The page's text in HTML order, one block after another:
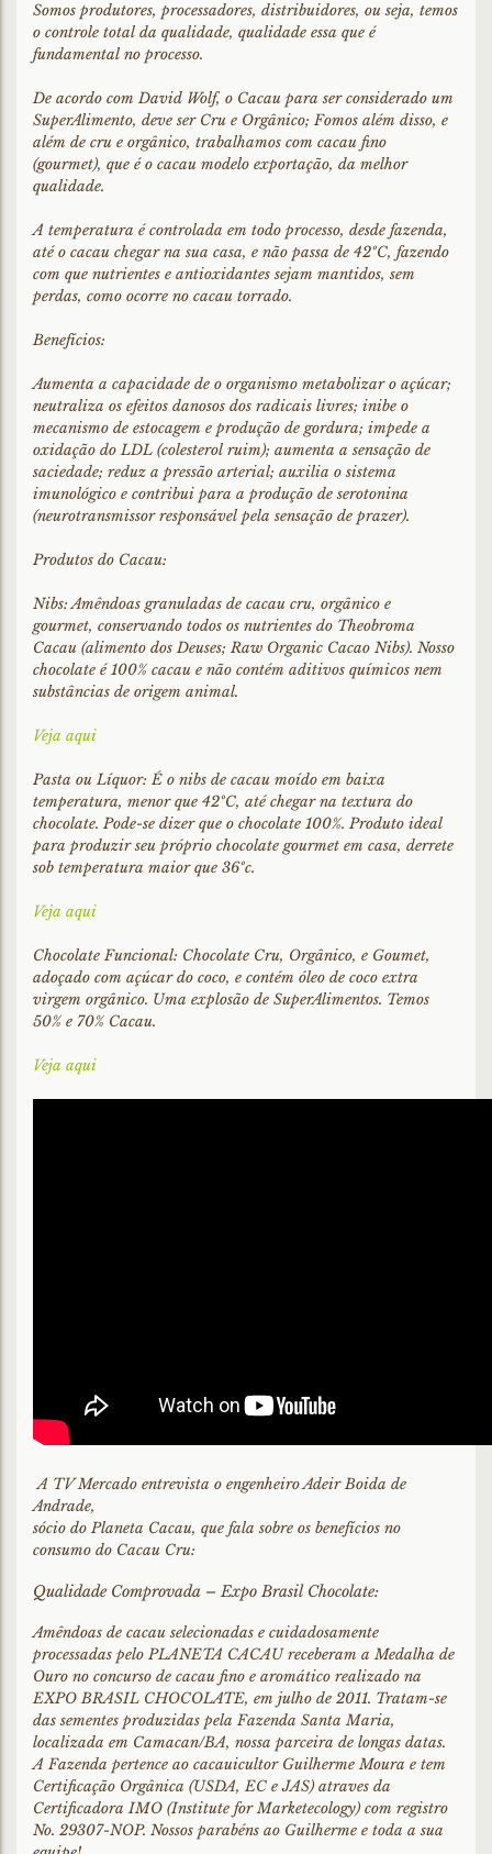
Somos produtores, processadores, distribuidores, ou seja, temos
o controle total da qualidade, qualidade essa que é
fundamental no processo.
De acordo com David Wolf, o Cacau para ser considerado um
SuperAlimento, deve ser Cru e Orgânico; Fomos além disso, e
além de cru e orgânico, trabalhamos com cacau fino
(gourmet), que é o cacau modelo exportação, da melhor
qualidade.
A temperatura é controlada em todo processo, desde fazenda,
até o cacau chegar na sua casa, e não passa de 42ºC, fazendo
com que nutrientes e antioxidantes sejam mantidos, sem
perdas, como ocorre no cacau torrado.
Benefícios:
Aumenta a capacidade de o organismo metabolizar o açúcar;
neutraliza os efeitos danosos dos radicais livres; inibe o
mecanismo de estocagem e produção de gordura; impede a
oxidação do LDL (colesterol ruim); aumenta a sensação de
saciedade; reduz a pressão arterial; auxilia o sistema
imunológico e contribui para a produção de serotonina
(neurotransmissor responsável pela sensação de prazer).
Produtos do Cacau:
Nibs: Amêndoas granuladas de cacau cru, orgânico e
gourmet, conservando todos os nutrientes do Theobroma
Cacau (alimento dos Deuses; Raw Organic Cacao Nibs). Nosso
chocolate é 100% cacau e não contém aditivos químicos nem
substâncias de origem animal.
Veja aqui
Pasta ou Líquor: É o nibs de cacau moído em baixa
temperatura, menor que 42ºC, até chegar na textura do
chocolate. Pode-se dizer que o chocolate 100%. Produto ideal
para produzir seu próprio chocolate gourmet em casa, derrete
sob temperatura maior que 36ºc.
Veja aqui
Chocolate Funcional: Chocolate Cru, Orgânico, e Goumet,
adoçado com açúcar do coco, e contém óleo de coco extra
virgem orgânico. Uma explosão de SuperAlimentos. Temos
50% e 70% Cacau.
Veja aqui
A TV Mercado entrevista o engenheiro Adeir Boida de
Andrade,
sócio do Planeta Cacau, que fala sobre os benefícios no
consumo do Cacau Cru:
Qualidade Comprovada – Expo Brasil Chocolate:
Amêndoas de cacau selecionadas e cuidadosamente
processadas pelo PLANETA CACAU receberam a Medalha de
Ouro no concurso de cacau fino e aromático realizado na
EXPO BRASIL CHOCOLATE, em julho de 2011. Tratam-se
das sementes produzidas pela Fazenda Santa Maria,
localizada em Camacan/BA, nossa parceira de longas datas.
A Fazenda pertence ao cacauicultor Guilherme Moura e tem
Certificação Orgânica (USDA, EC e JAS) atraves da
Certificadora IMO (Institute for Marketecology) com registro
No. 29307-NOP. Nossos parabéns ao Guilherme e toda a sua